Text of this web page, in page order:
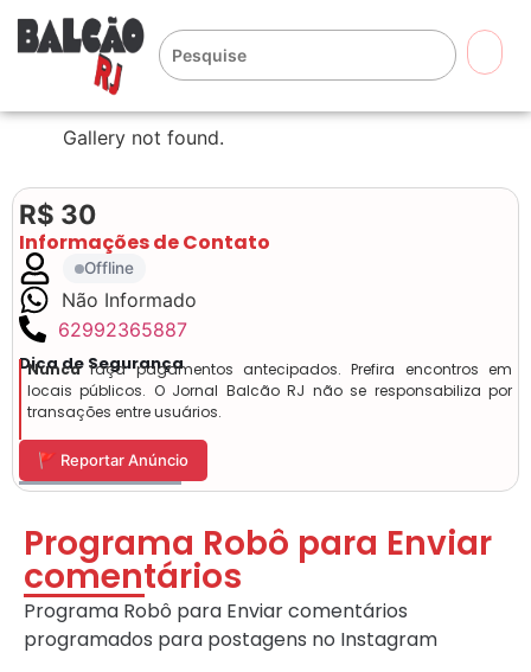
Gallery not found.
R$ 30
Informações de Contato
Offline
Não Informado
62992365887
Dica de Segurança
Nuncafaça pagamentos antecipados. Prefira encontros em
locais públicos. O Jornal Balcão RJ não se responsabiliza por
transações entre usuários.
🚩 Reportar Anúncio
Programa Robô para Enviar
comentários
Programa Robô para Enviar comentários
programados para postagens no Instagram